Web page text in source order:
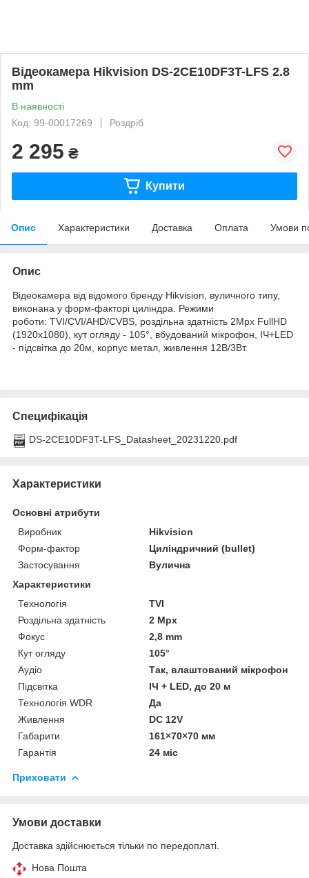
Відеокамера Hikvision DS-2CE10DF3T-LFS 2.8
mm
В наявності
Код: 99-00017269
Роздріб
2 295 ₴
Купити
Опис Характеристики Доставка Оплата Умови
Опис
Відеокамера від відомого бренду Hikvision, вуличного типу,
виконана у форм-факторі циліндра. Режими
роботи: TVI/CVI/AHD/CVBS, роздільна здатність 2Мрх FullHD
(1920х1080), кут огляду - 105°, вбудований мікрофон, ІЧ+LED
- підсвітка до 20м, корпус метал, живлення 12В/3Вт.
Специфікація
DS-2CE10DF3T-LFS_Datasheet_20231220.pdf
Характеристики
Основні атрибути
Виробник
Hikvision
Форм-фактор
Циліндричний (bullet)
Застосування
Вулична
Характеристики
Технологія
TVI
Роздільна здатність
2 Mpx
Фокус
2,8 mm
Кут огляду
105°
Аудіо
Так, влаштований мікрофон
Підсвітка
ІЧ + LED, до 20 м
Технологія WDR
Да
Живлення
DC 12V
Габарити
161×70×70 мм
Гарантія
24 міс
Приховати
Умови доставки
Доставка здійснюється тільки по передоплаті.
Нова Пошта